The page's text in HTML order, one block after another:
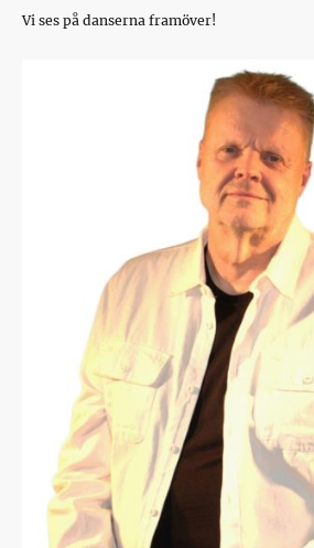
Vi ses på danserna framöver!